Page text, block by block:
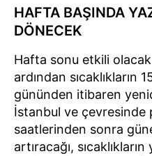
HAFTA BAŞINDA
DÖNECEK
Hafta sonu etkili olacak
ardından sıcaklıkların
gününden itibaren
İstanbul ve çevresinde
saatlerinden sonra
artıracağı,